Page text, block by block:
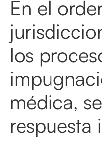
En el
los
médica,
respuesta